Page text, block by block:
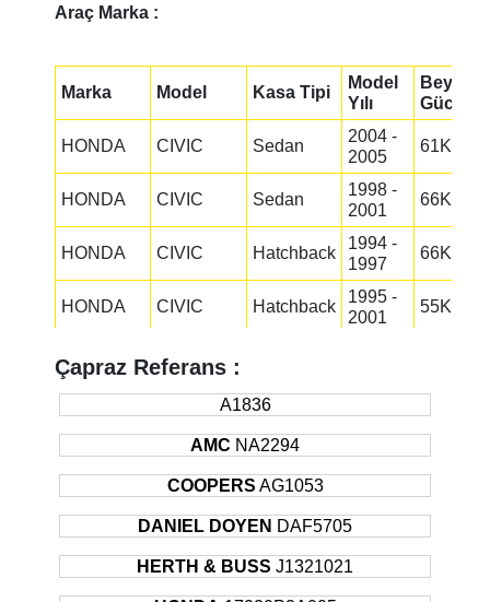
Araç Marka :
Marka Model Kasa Tipi
Model
Yılı
Beygir
Gücü
HONDA CIVIC Sedan
2004 -
2005
61KW
HONDA CIVIC Sedan
1998 -
2001
66KW
HONDA CIVIC Hatchback
1994 -
1997
66KW
HONDA CIVIC Hatchback
1995 -
2001
55KW
HONDA CIVIC
HONDA CIVIC Hatchback 55KW
1995 -
2001
HONDA CIVIC Coupe
1994 -
1995
77KW
HONDA CIVIC Coupe
1996 -
77KW
Çapraz Referans :
A1836
AMC NA2294
COOPERS AG1053
DANIEL DOYEN DAF5705
HERTH & BUSS J1321021